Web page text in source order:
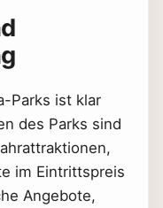
Parks ist klar
des Parks sind
im Eintrittspreis
Angebote,